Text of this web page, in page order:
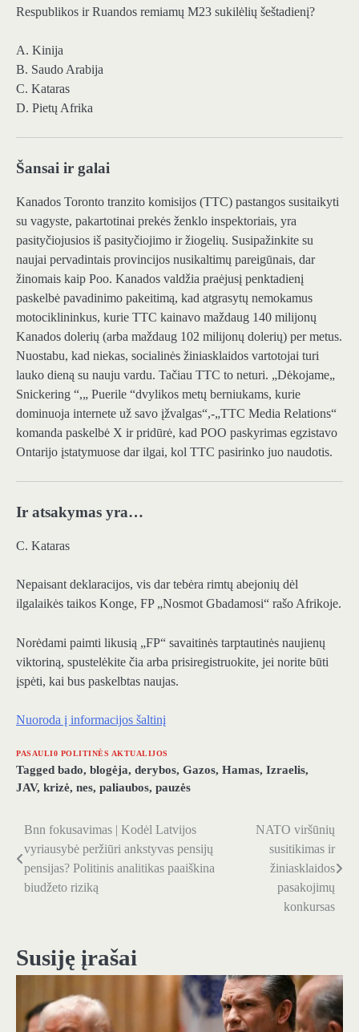
Respublikos ir Ruandos remiamų M23 sukilėlių šeštadienį?
A. Kinija
B. Saudo Arabija
C. Kataras
D. Pietų Afrika
Šansai ir galai
Kanados Toronto tranzito komisijos (TTC) pastangos susitaikyti
su vagyste, pakartotinai prekės ženklo inspektoriais, yra
pasityčiojusios iš pasityčiojimo ir žiogelių. Susipažinkite su
naujai pervadintais provincijos nusikaltimų pareigūnais, dar
žinomais kaip Poo. Kanados valdžia praėjusį penktadienį
paskelbė pavadinimo pakeitimą, kad atgrasytų nemokamus
motociklininkus, kurie TTC kainavo maždaug 140 milijonų
Kanados dolerių (arba maždaug 102 milijonų dolerių) per metus.
Nuostabu, kad niekas, socialinės žiniasklaidos vartotojai turi
lauko dieną su nauju vardu. Tačiau TTC to neturi. „Dėkojame„
Snickering “,„ Puerile “dvylikos metų berniukams, kurie
dominuoja internete už savo įžvalgas“,-„TTC Media Relations“
komanda paskelbė X ir pridūrė, kad POO paskyrimas egzistavo
Ontarijo įstatymuose dar ilgai, kol TTC pasirinko juo naudotis.
Ir atsakymas yra…
C. Kataras
Nepaisant deklaracijos, vis dar tebėra rimtų abejonių dėl
ilgalaikės taikos Konge, FP „Nosmot Gbadamosi“ rašo Afrikoje.
Norėdami paimti likusią „FP“ savaitinės tarptautinės naujienų
viktoriną, spustelėkite čia arba prisiregistruokite, jei norite būti
įspėti, kai bus paskelbtas naujas.
Nuoroda į informacijos šaltinį
PASAULI0 POLITINĖS AKTUALIJOS
Tagged bado, blogėja, derybos, Gazos, Hamas, Izraelis,
JAV, krizė, nes, paliaubos, pauzės
Navigacija
tarp
įrašų
Bnn fokusavimas | Kodėl Latvijos
vyriausybė peržiūri ankstyvas pensijų
pensijas? Politinis analitikas paaiškina
biudžeto riziką
NATO viršūnių
susitikimas ir
žiniasklaidos
pasakojimų
konkursas
Susiję įrašai